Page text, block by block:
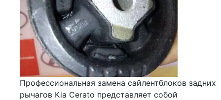
Профессиональная замена сайлентблоков задних
рычагов Kia Cerato представляет собой